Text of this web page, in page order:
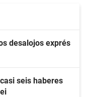
desalojos exprés
seis haberes